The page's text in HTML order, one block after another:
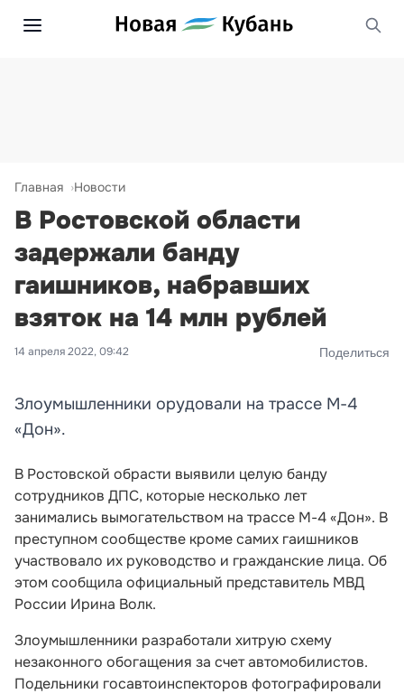
Главная Новости
В Ростовской области
задержали банду
гаишников, набравших
взяток на 14 млн рублей
14 апреля 2022, 09:42 Поделиться
Злоумышленники орудовали на трассе М-4
«Дон».
В Ростовской обрасти выявили целую банду
сотрудников ДПС, которые несколько лет
занимались вымогательством на трассе М-4 «Дон». В
преступном сообществе кроме самих гаишников
участвовало их руководство и гражданские лица. Об
этом сообщила официальный представитель МВД
России Ирина Волк.
Злоумышленники разработали хитрую схему
незаконного обогащения за счет автомобилистов.
Подельники госавтоинспекторов фотографировали